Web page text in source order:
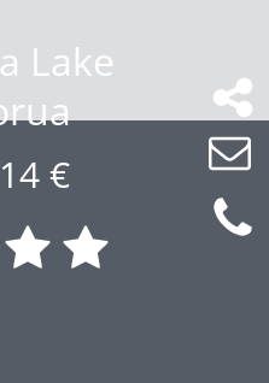
Lake
€